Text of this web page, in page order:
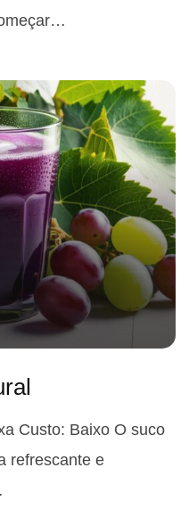
Custo: Baixo O suco
refrescante e